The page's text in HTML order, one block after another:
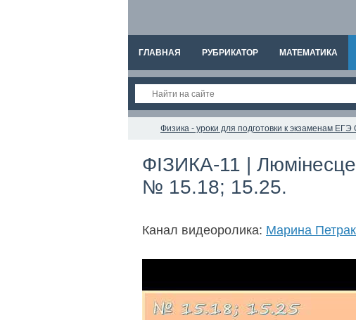
ГЛАВНАЯ РУБРИКАТОР МАТЕМАТИКА
Физика - уроки для подготовки к экзаменам
ФІЗИКА-11 |
№ 15.18; 15.25.
Канал видеоролика: Марина